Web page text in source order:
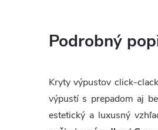
Podrobný
Kryty výpustov click-
výpustí s prepadom aj
estetický a luxusný